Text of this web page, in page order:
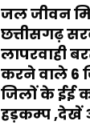
जल जीवन
छत्तीसगढ़
लापरवाही
करने वाले 6
जिलों के ईई
हड़कम्प ,देखें